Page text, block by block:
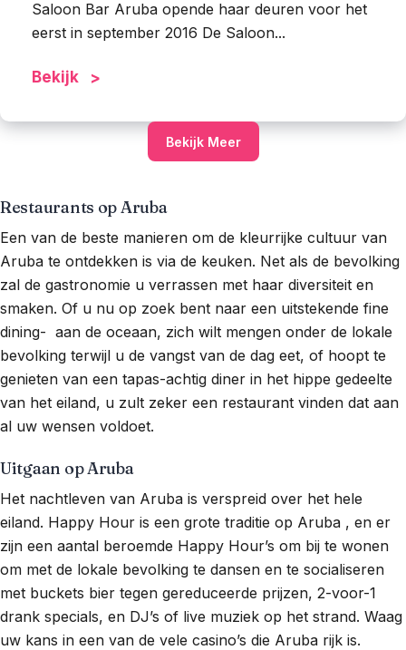
Saloon Bar Aruba opende haar deuren voor het
eerst in september 2016 De Saloon...
Bekijk
Bekijk Meer
Restaurants op Aruba
Een van de beste manieren om de kleurrijke cultuur van
Aruba te ontdekken is via de keuken. Net als de bevolking
zal de gastronomie u verrassen met haar diversiteit en
smaken. Of u nu op zoek bent naar een uitstekende fine
dining- aan de oceaan, zich wilt mengen onder de lokale
bevolking terwijl u de vangst van de dag eet, of hoopt te
genieten van een tapas-achtig diner in het hippe gedeelte
van het eiland, u zult zeker een restaurant vinden dat aan
al uw wensen voldoet.
Uitgaan op Aruba
Het nachtleven van Aruba is verspreid over het hele
eiland. Happy Hour is een grote traditie op Aruba , en er
zijn een aantal beroemde Happy Hour’s om bij te wonen
om met de lokale bevolking te dansen en te socialiseren
met buckets bier tegen gereduceerde prijzen, 2-voor-1
drank specials, en DJ’s of live muziek op het strand. Waag
uw kans in een van de vele casino’s die Aruba rijk is.